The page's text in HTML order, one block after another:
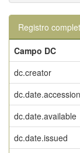
Registro
Campo DC
dc.creator
dc.date.available
dc.date.issued